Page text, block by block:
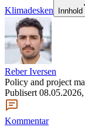
Klimadesken Innhold
Reber Iversen
Policy and project
Publisert
Kommentar